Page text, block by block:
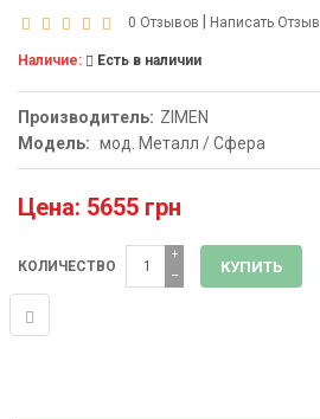
0 Отзывов Написать Отзыв
Наличие: Есть в наличии
Производитель: ZIMEN
Модель: мод. Металл / Сфера
Цена: 5655 грн
КОЛИЧЕСТВО −
+